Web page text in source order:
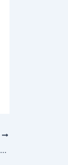
Vous en reprendrez bien encore un peu ?